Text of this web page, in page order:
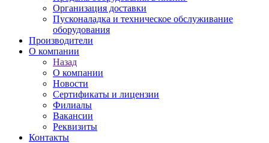
Организация доставки
Пусконаладка и техническое обслуживание
оборудования
Производители
О компании
Назад
О компании
Новости
Сертификаты и лицензии
Филиалы
Вакансии
Реквизиты
Контакты